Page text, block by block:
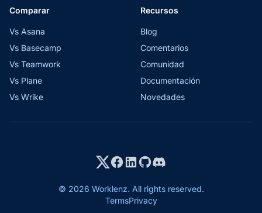
Comparar
Vs Asana
Vs Basecamp
Vs Teamwork
Vs Plane
Vs Wrike
Recursos
Blog
Comentarios
Comunidad
Documentación
Novedades
© 2026 Worklenz. All rights reserved.
TermsPrivacy